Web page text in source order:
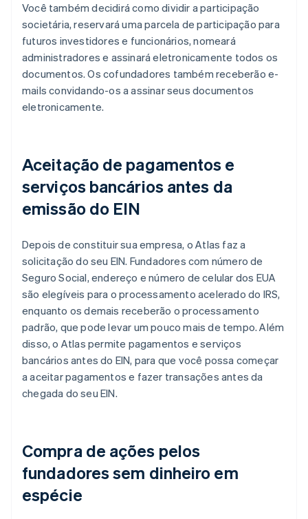
Você também decidirá como dividir a participação
societária, reservará uma parcela de participação para
futuros investidores e funcionários, nomeará
administradores e assinará eletronicamente todos os
documentos. Os cofundadores também receberão e-
mails convidando-os a assinar seus documentos
eletronicamente.
Aceitação de pagamentos e
serviços bancários antes da
emissão do EIN
Depois de constituir sua empresa, o Atlas faz a
solicitação do seu EIN. Fundadores com número de
Seguro Social, endereço e número de celular dos EUA
são elegíveis para o processamento acelerado do IRS,
enquanto os demais receberão o processamento
padrão, que pode levar um pouco mais de tempo. Além
disso, o Atlas permite pagamentos e serviços
bancários antes do EIN, para que você possa começar
a aceitar pagamentos e fazer transações antes da
chegada do seu EIN.
Compra de ações pelos
fundadores sem dinheiro em
espécie